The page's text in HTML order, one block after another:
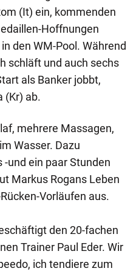
(It) ein, kommenden
Hoffnungen
den WM-Pool. Während
schläft und auch sechs
als Banker jobbt,
(Kr) ab.
mehrere Massagen,
Wasser. Dazu
und ein paar Stunden
Markus Rogans Leben
Vorläufen aus.
den 20-fachen
Trainer Paul Eder. Wir
ich tendiere zum